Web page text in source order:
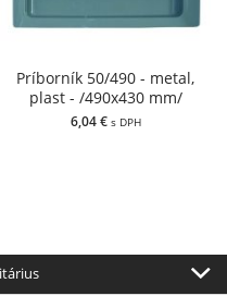
Príborník 50/490 - metal,
plast - /490x430 mm/
6,04 € s DPH